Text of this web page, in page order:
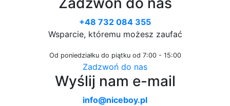
+48 732 084 355
Wsparcie, któremu możesz zaufać
Od poniedziałku do piątku od 7:00 - 15:00
Zadzwoń do nas
Wyślij nam e-mail
info@niceboy.pl